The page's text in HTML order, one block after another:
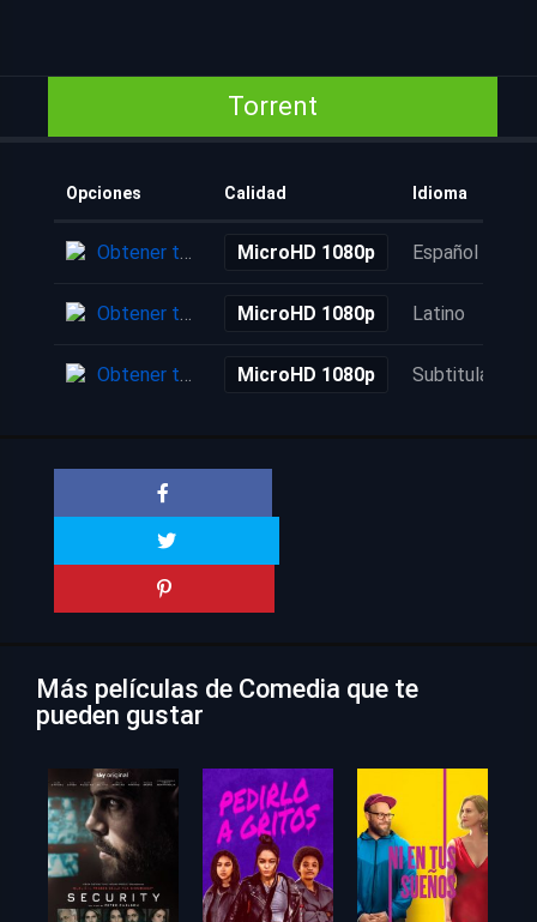
Torrent
Opciones Calidad Idioma
Obtener torrent MicroHD 1080p Español
Obtener torrent MicroHD 1080p Latino
Obtener torrent MicroHD 1080p Subtitulada
Más películas de Comedia que te
pueden gustar